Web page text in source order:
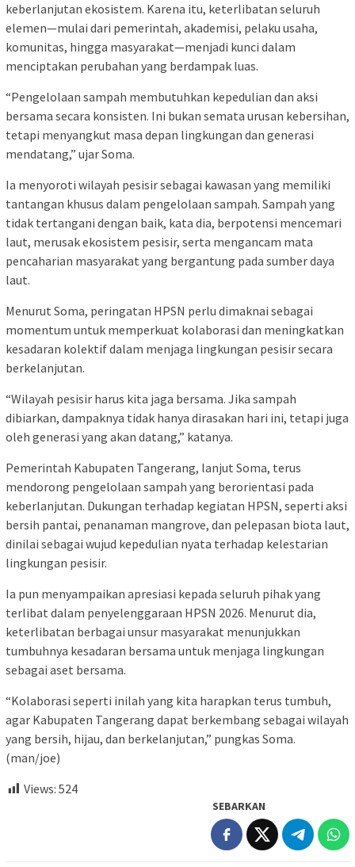
keberlanjutan ekosistem. Karena itu, keterlibatan seluruh
elemen—mulai dari pemerintah, akademisi, pelaku usaha,
komunitas, hingga masyarakat—menjadi kunci dalam
menciptakan perubahan yang berdampak luas.
“Pengelolaan sampah membutuhkan kepedulian dan aksi
bersama secara konsisten. Ini bukan semata urusan kebersihan,
tetapi menyangkut masa depan lingkungan dan generasi
mendatang,” ujar Soma.
Ia menyoroti wilayah pesisir sebagai kawasan yang memiliki
tantangan khusus dalam pengelolaan sampah. Sampah yang
tidak tertangani dengan baik, kata dia, berpotensi mencemari
laut, merusak ekosistem pesisir, serta mengancam mata
pencaharian masyarakat yang bergantung pada sumber daya
laut.
Menurut Soma, peringatan HPSN perlu dimaknai sebagai
momentum untuk memperkuat kolaborasi dan meningkatkan
kesadaran kolektif dalam menjaga lingkungan pesisir secara
berkelanjutan.
“Wilayah pesisir harus kita jaga bersama. Jika sampah
dibiarkan, dampaknya tidak hanya dirasakan hari ini, tetapi juga
oleh generasi yang akan datang,” katanya.
Pemerintah Kabupaten Tangerang, lanjut Soma, terus
mendorong pengelolaan sampah yang berorientasi pada
keberlanjutan. Dukungan terhadap kegiatan HPSN, seperti aksi
bersih pantai, penanaman mangrove, dan pelepasan biota laut,
dinilai sebagai wujud kepedulian nyata terhadap kelestarian
lingkungan pesisir.
Ia pun menyampaikan apresiasi kepada seluruh pihak yang
terlibat dalam penyelenggaraan HPSN 2026. Menurut dia,
keterlibatan berbagai unsur masyarakat menunjukkan
tumbuhnya kesadaran bersama untuk menjaga lingkungan
sebagai aset bersama.
“Kolaborasi seperti inilah yang kita harapkan terus tumbuh,
agar Kabupaten Tangerang dapat berkembang sebagai wilayah
yang bersih, hijau, dan berkelanjutan,” pungkas Soma.
(man/joe)
Views: 524
SEBARKAN